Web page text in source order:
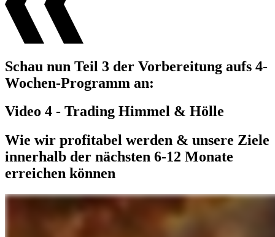
Schau nun Teil 3 der Vorbereitung aufs 4-
Wochen-Programm an:
Video 4 - Trading Himmel & Hölle
Wie wir profitabel werden & unsere Ziele
innerhalb der nächsten 6-12 Monate
erreichen können